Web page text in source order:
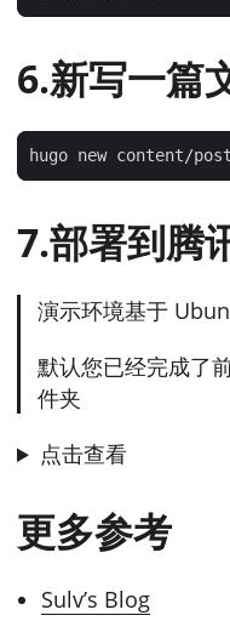
6.新写一篇
7.部署到腾
演示环境基于
默认您已经完成了
件夹
点击查看
更多参考
Sulv’s Blog